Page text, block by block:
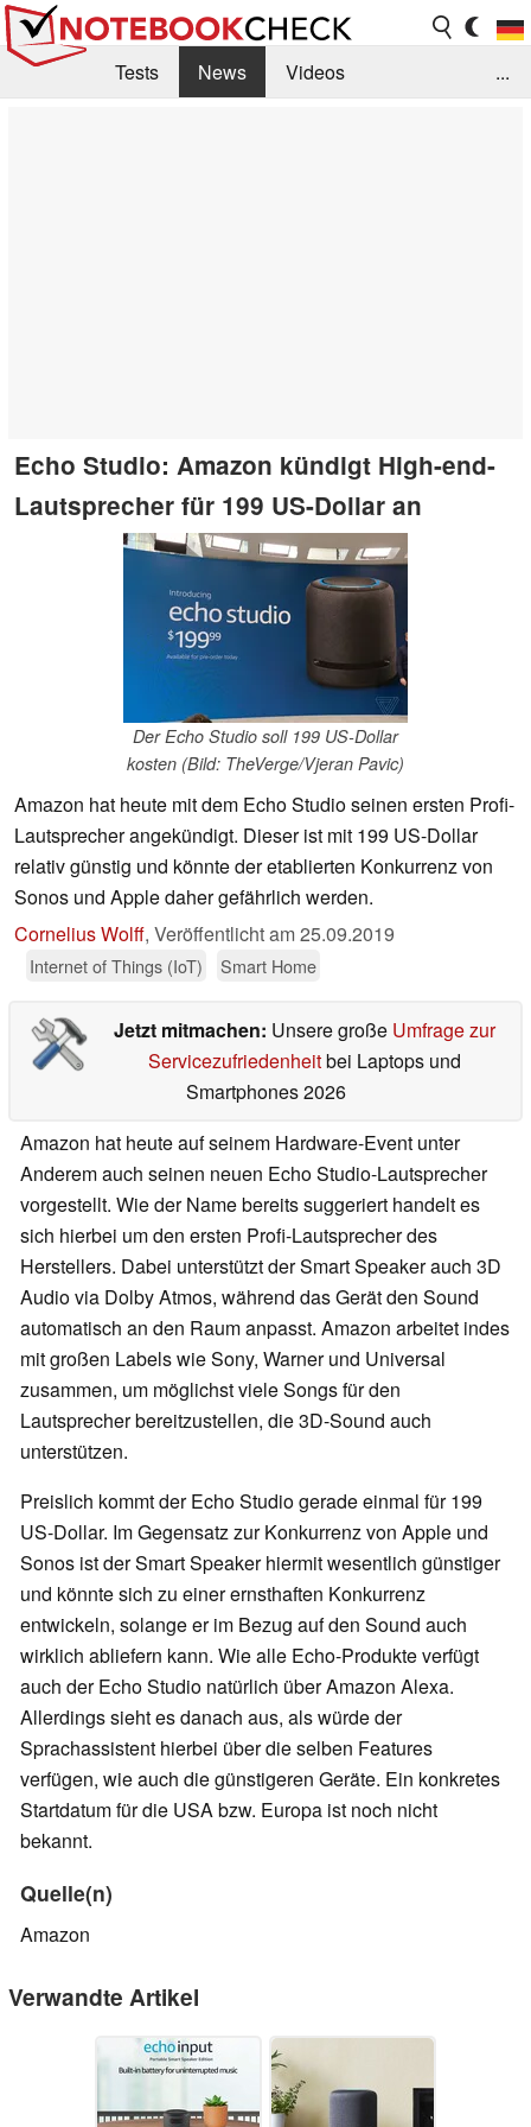
Tests News
Videos
...
Echo Studio: Amazon kündigt High-end-
Lautsprecher für 199 US-Dollar an
Der Echo Studio soll 199 US-Dollar
kosten (Bild: TheVerge/Vjeran Pavic)
Amazon hat heute mit dem Echo Studio seinen ersten Profi-
Lautsprecher angekündigt. Dieser ist mit 199 US-Dollar
relativ günstig und könnte der etablierten Konkurrenz von
Sonos und Apple daher gefährlich werden.
Cornelius Wolff, Veröffentlicht am25.09.2019
Internet of Things (IoT) Smart Home
Jetzt mitmachen: Unsere große Umfrage zur
Servicezufriedenheitbei Laptops und
Smartphones 2026
Amazon hat heute auf seinem Hardware-Event unter
Anderem auch seinen neuen Echo Studio-Lautsprecher
vorgestellt. Wie der Name bereits suggeriert handelt es
sich hierbei um den ersten Profi-Lautsprecher des
Herstellers. Dabei unterstützt der Smart Speaker auch 3D
Audio via Dolby Atmos, während das Gerät den Sound
automatisch an den Raum anpasst. Amazon arbeitet indes
mit großen Labels wie Sony, Warner und Universal
zusammen, um möglichst viele Songs für den
Lautsprecher bereitzustellen, die 3D-Sound auch
unterstützen.
Preislich kommt der Echo Studio gerade einmal für 199
US-Dollar. Im Gegensatz zur Konkurrenz von Apple und
Sonos ist der Smart Speaker hiermit wesentlich günstiger
und könnte sich zu einer ernsthaften Konkurrenz
entwickeln, solange er im Bezug auf den Sound auch
wirklich abliefern kann. Wie alle Echo-Produkte verfügt
auch der Echo Studio natürlich über Amazon Alexa.
Allerdings sieht es danach aus, als würde der
Sprachassistent hierbei über die selben Features
verfügen, wie auch die günstigeren Geräte. Ein konkretes
Startdatum für die USA bzw. Europa ist noch nicht
bekannt.
Quelle(n)
Amazon
Verwandte Artikel